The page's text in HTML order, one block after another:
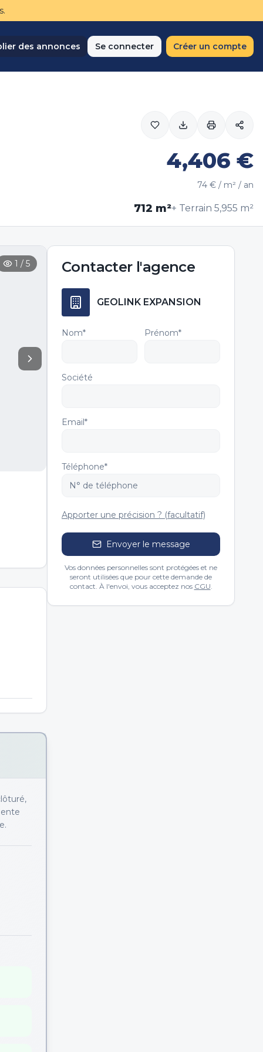
des annonces Se connecter Créer un compte
4,406 €
74 € / m² / an
712 m²+ Terrain 5,955 m²
1 / 5 Contacter l'agence
GEOLINK EXPANSION
Nom* Prénom*
Société
Email*
Téléphone*
Apporter une précision ? (facultatif)
Envoyer le message
Vos données personnelles sont protégées et ne
seront utilisées que pour cette demande de
contact. À l'envoi, vous acceptez nos CGU.